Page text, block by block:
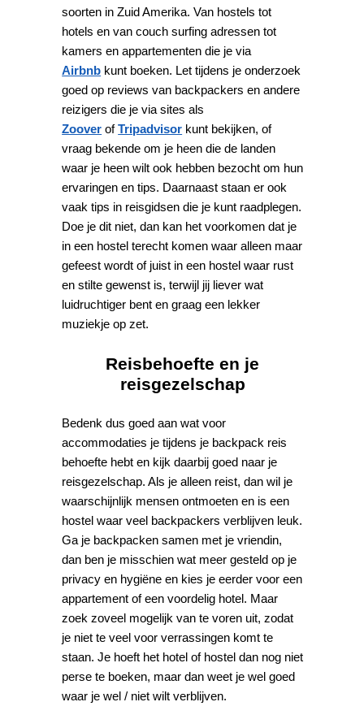
soorten in Zuid Amerika. Van hostels tot
hotels en van couch surfing adressen tot
kamers en appartementen die je via
Airbnb kunt boeken. Let tijdens je onderzoek
goed op reviews van backpackers en andere
reizigers die je via sites als
Zoover ofTripadvisor kunt bekijken, of
vraag bekende om je heen die de landen
waar je heen wilt ook hebben bezocht om hun
ervaringen en tips. Daarnaast staan er ook
vaak tips in reisgidsen die je kunt raadplegen.
Doe je dit niet, dan kan het voorkomen dat je
in een hostel terecht komen waar alleen maar
gefeest wordt of juist in een hostel waar rust
en stilte gewenst is, terwijl jij liever wat
luidruchtiger bent en graag een lekker
muziekje op zet.
Reisbehoefte en je
reisgezelschap
Bedenk dus goed aan wat voor
accommodaties je tijdens je backpack reis
behoefte hebt en kijk daarbij goed naar je
reisgezelschap. Als je alleen reist, dan wil je
waarschijnlijk mensen ontmoeten en is een
hostel waar veel backpackers verblijven leuk.
Ga je backpacken samen met je vriendin,
dan ben je misschien wat meer gesteld op je
privacy en hygiëne en kies je eerder voor een
appartement of een voordelig hotel. Maar
zoek zoveel mogelijk van te voren uit, zodat
je niet te veel voor verrassingen komt te
staan. Je hoeft het hotel of hostel dan nog niet
perse te boeken, maar dan weet je wel goed
waar je wel / niet wilt verblijven.